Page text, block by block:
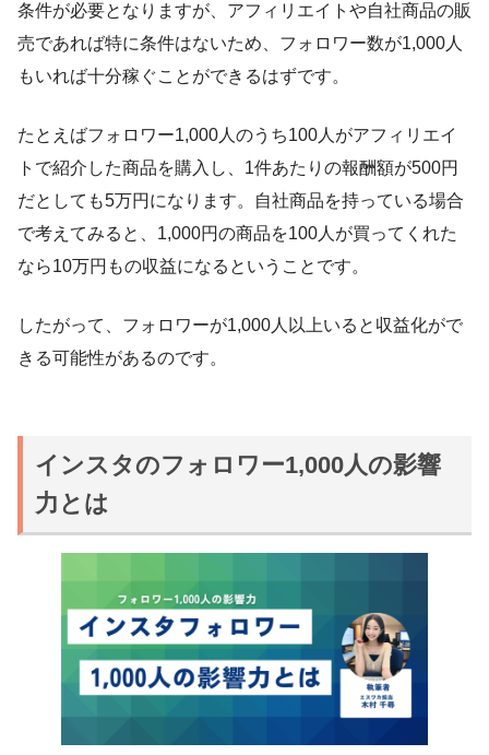
条件が必要となりますが、アフィリエイトや自社商品の販
売であれば特に条件はないため、フォロワー数が1,000人
もいれば十分稼ぐことができるはずです。
たとえばフォロワー1,000人のうち100人がアフィリエイ
トで紹介した商品を購入し、1件あたりの報酬額が500円
だとしても5万円になります。自社商品を持っている場合
で考えてみると、1,000円の商品を100人が買ってくれた
なら10万円もの収益になるということです。
したがって、フォロワーが1,000人以上いると収益化がで
きる可能性があるのです。
インスタのフォロワー1,000人の影響
力とは